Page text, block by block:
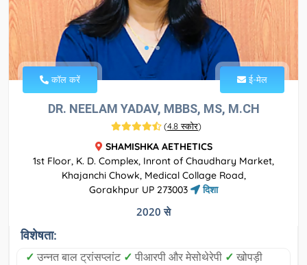
कॉल करें ई-मेल
DR. NEELAM YADAV, MBBS, MS, M.CH
(4.8 स्कोर)
SHAMISHKA AETHETICS
1st Floor, K. D. Complex, Inront of Chaudhary Market,
Khajanchi Chowk, Medical Collage Road,
Gorakhpur UP 273003
दिशा
2020 से
विशेषता:
✓ उन्नत बाल ट्रांसप्लांट ✓ पीआरपी और मेसोथेरेपी ✓ खोपड़ी